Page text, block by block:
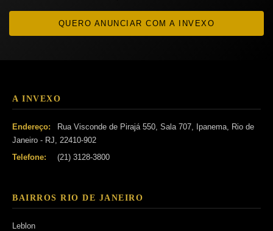
QUERO ANUNCIAR COM A INVEXO
A INVEXO
Endereço:
Rua Visconde de Pirajá 550, Sala 707, Ipanema, Rio de
Janeiro - RJ, 22410-902
Telefone:
(21) 3128-3800
BAIRROS RIO DE JANEIRO
Leblon